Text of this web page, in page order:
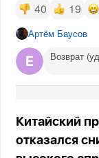
40 19
Артём Баусов
Возврат
Китайский
отказался